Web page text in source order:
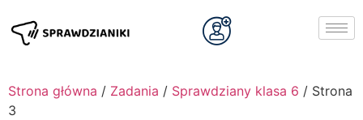
Strona główna / Zadania / Sprawdziany klasa 6 / Strona
3